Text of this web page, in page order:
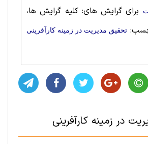
برای گرایش های: کلیه گرایش ها،
تحقیق مديريت در زمینه کارآفرینی
در زمینه کارآفرینی